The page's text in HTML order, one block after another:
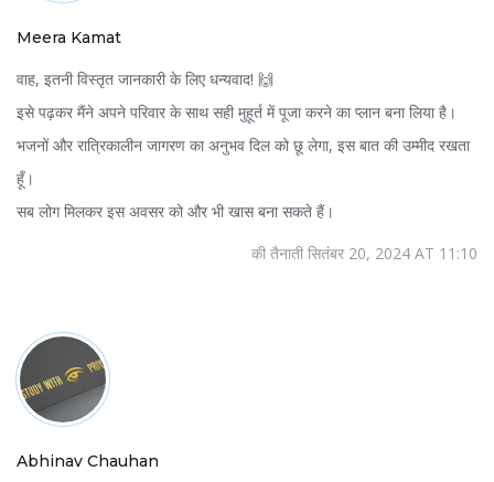
Meera Kamat
वाह, इतनी विस्तृत जानकारी के लिए धन्यवाद! 🙌
इसे पढ़कर मैंने अपने परिवार के साथ सही मुहूर्त में पूजा करने का प्लान बना लिया है।
भजनों और रात्रिकालीन जागरण का अनुभव दिल को छू लेगा, इस बात की उम्मीद रखता
हूँ।
सब लोग मिलकर इस अवसर को और भी खास बना सकते हैं।
की तैनाती सितंबर 20, 2024 AT 11:10
Abhinav Chauhan